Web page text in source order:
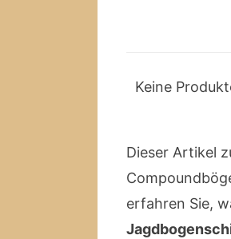
Keine
Dieser Artikel
erfahren Sie,